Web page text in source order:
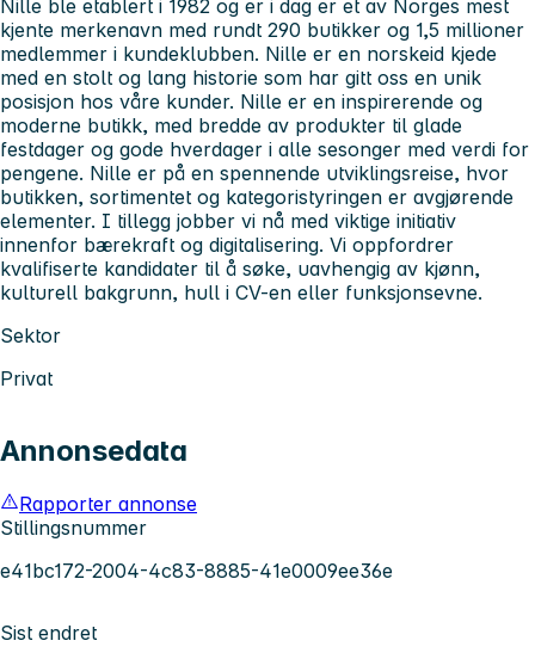
Nille ble etablert i 1982 og er i dag er et av Norges mest
kjente merkenavn med rundt 290 butikker og 1,5 millioner
medlemmer i kundeklubben. Nille er en norskeid kjede
med en stolt og lang historie som har gitt oss en unik
posisjon hos våre kunder. Nille er en inspirerende og
moderne butikk, med bredde av produkter til glade
festdager og gode hverdager i alle sesonger med verdi for
pengene. Nille er på en spennende utviklingsreise, hvor
butikken, sortimentet og kategoristyringen er avgjørende
elementer. I tillegg jobber vi nå med viktige initiativ
innenfor bærekraft og digitalisering. Vi oppfordrer
kvalifiserte kandidater til å søke, uavhengig av kjønn,
kulturell bakgrunn, hull i CV-en eller funksjonsevne.
Sektor
Privat
Annonsedata
Rapporter annonse
Stillingsnummer
e41bc172-2004-4c83-8885-41e0009ee36e
Sist endret